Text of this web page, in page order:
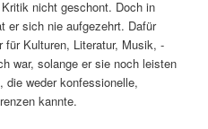
nicht geschont. Doch in
er sich nie aufgezehrt. Dafür
Kulturen, Literatur, Musik, ‑
war, solange er sie noch leisten
weder konfessionelle,
kannte.